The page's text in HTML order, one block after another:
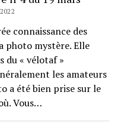
connaissance des
photo mystère. Elle
du « vélotaf »
les amateurs
a été bien prise sur le
Vous…